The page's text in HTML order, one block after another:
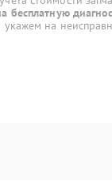
бесплатную
на